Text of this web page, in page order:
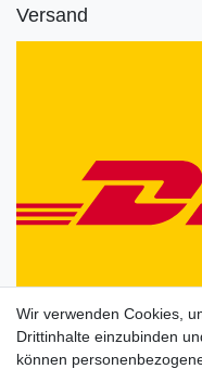
Versand
Wir verwenden Cookies,
Drittinhalte einzubinden
können